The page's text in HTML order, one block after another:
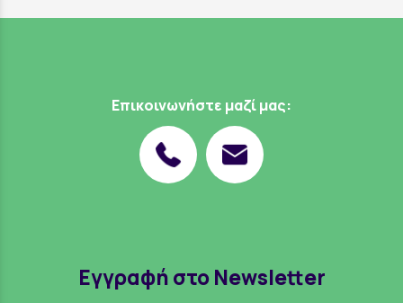
Επικοινωνήστε μαζί μας:
Εγγραφή στο Newsletter